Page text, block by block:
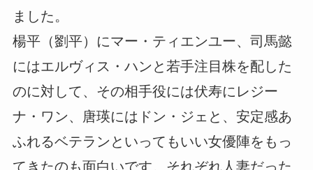
ました。
楊平（劉平）にマー・ティエンユー、司馬懿
にはエルヴィス・ハンと若手注目株を配した
のに対して、その相手役には伏寿にレジー
ナ・ワン、唐瑛にはドン・ジェと、安定感あ
ふれるベテランといってもいい女優陣をもっ
てきたのも面白いです。それぞれ人妻だった